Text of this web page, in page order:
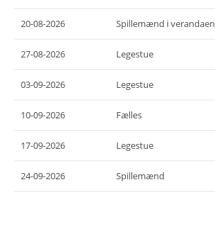
20-08-2026 Spillemænd i verandaen
27-08-2026 Legestue
03-09-2026 Legestue
10-09-2026 Fælles
17-09-2026 Legestue
24-09-2026 Spillemænd